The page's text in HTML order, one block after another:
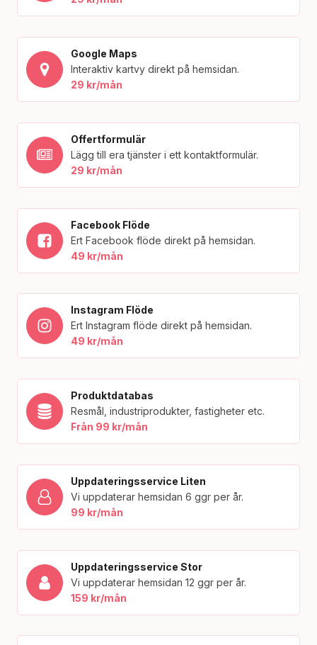
Google Maps
Interaktiv kartvy direkt på hemsidan.
29 kr/mån
Offertformulär
Lägg till era tjänster i ett kontaktformulär.
29 kr/mån
Facebook Flöde
Ert Facebook flöde direkt på hemsidan.
49 kr/mån
Instagram Flöde
Ert Instagram flöde direkt på hemsidan.
49 kr/mån
Produktdatabas
Resmål, industriprodukter, fastigheter etc.
Från 99 kr/mån
Uppdateringsservice Liten
Vi uppdaterar hemsidan 6 ggr per år.
99 kr/mån
Uppdateringsservice Stor
Vi uppdaterar hemsidan 12 ggr per år.
159 kr/mån